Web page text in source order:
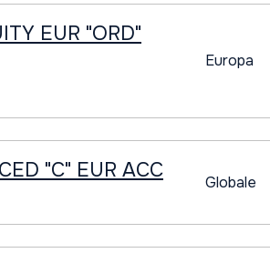
EUR "ORD"
Europa
"C" EUR ACC Globale